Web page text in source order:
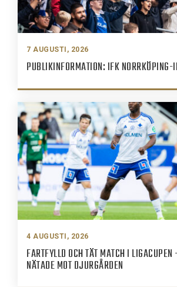
7 AUGUSTI, 2026
PUBLIKINFORMATION: IFK NORRKÖPING-
4 AUGUSTI, 2026
FARTFYLLD OCH TÄT MATCH I
NÄTADE MOT DJURGÅRDEN